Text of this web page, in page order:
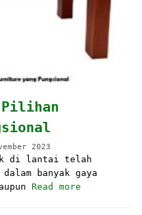
Pilihan
2023
di lantai telah
banyak gaya
Read more